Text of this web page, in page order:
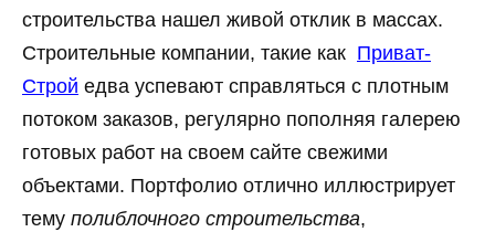
строительства нашел живой отклик в массах.
Строительные компании, такие как Приват-
Строй едва успевают справляться с плотным
потоком заказов, регулярно пополняя галерею
готовых работ на своем сайте свежими
объектами. Портфолио отлично иллюстрирует
тему полиблочного строительства,